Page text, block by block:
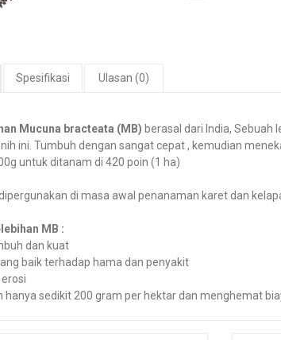
Spesifikasi Ulasan (0)
Mucuna bracteata (MB) berasal dari India,
ini. Tumbuh dengan sangat cepat , kemudian
untuk ditanam di 420 poin (1 ha)
di masa awal penanaman karet dan
MB :
dan kuat
baik terhadap hama dan penyakit
hanya sedikit 200 gram per hektar dan menghemat